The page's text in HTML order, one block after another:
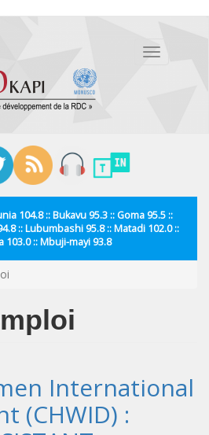
Toggle
104.8 :: Bukavu 95.3 :: Goma 95.5 ::
:: Lubumbashi 95.8 :: Matadi 102.0 ::
103.0 :: Mbuji-mayi 93.8
International
(CHWID) :